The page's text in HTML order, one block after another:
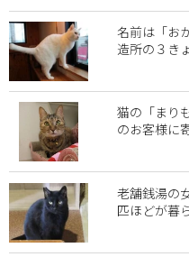
名前は「お
造所の３き
猫の「まり
のお客様に
老舗銭湯の
匹ほどが暮